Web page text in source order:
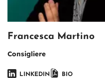
Francesca Martino
Consigliere
LINKEDIN BIO